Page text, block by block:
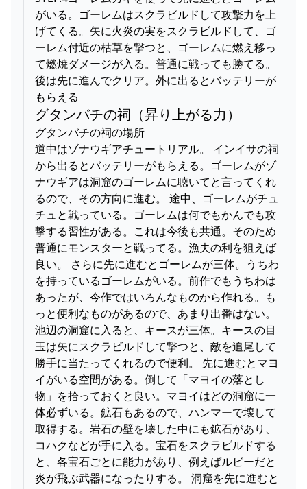
がいる。ゴーレムはスクラビルドして攻撃力を上
げてくる。矢に火炎の実をスクラビルドして、ゴ
ーレム付近の枯草を撃つと、ゴーレムに燃え移っ
て燃焼ダメージが入る。普通に戦っても勝てる。
後は先に進んでクリア。外に出るとバッテリーが
もらえる
グタンバチの祠（昇り上がる力）
グタンバチの祠の場所
道中はゾナウギアチュートリアル。 インイサの祠
から出るとバッテリーがもらえる。ゴーレムがゾ
ナウギアは洞窟のゴーレムに聴いてと言ってくれ
るので、その方向に進む。 途中、ゴーレムがチュ
チュと戦っている。ゴーレムは何でもかんでも攻
撃する習性がある。これは今後も共通。そのため
普通にモンスターと戦ってる。漁夫の利を狙えば
良い。 さらに先に進むとゴーレムが三体。うちわ
を持っているゴーレムがいる。前作でもうちわは
あったが、今作ではいろんなものから作れる。も
っと便利なものがあるので、あまり出番はない。
池辺の洞窟に入ると、キースが三体。キースの目
玉は矢にスクラビルドして撃つと、敵を追尾して
勝手に当たってくれるので便利。 先に進むとマヨ
イがいる空間がある。倒して「マヨイの落とし
物」を拾っておくと良い。マヨイはどの洞窟に一
体必ずいる。鉱石もあるので、ハンマーで壊して
取得する。岩石の壁を壊した中にも鉱石があり、
コハクなどが手に入る。宝石をスクラビルドする
と、各宝石ごとに能力があり、例えばルビーだと
炎が飛ぶ武器になったりする。 洞窟を先に進むと